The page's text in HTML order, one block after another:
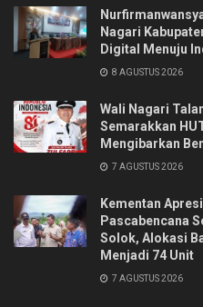
Nagari
Digital Menuju
8 AGUSTUS 2026
Wali Nagari
Semarakkan
Mengibarkan
7 AGUSTUS 2026
Kementan
Pascabencana
Solok, Alokasi
Menjadi 74 Unit
7 AGUSTUS 2026